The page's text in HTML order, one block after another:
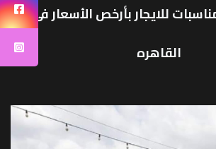
للايجار بأرخص الأسعار فى
القاهره